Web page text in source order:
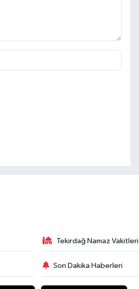
Tekirdağ Namaz Vakitleri
Son Dakika Haberleri